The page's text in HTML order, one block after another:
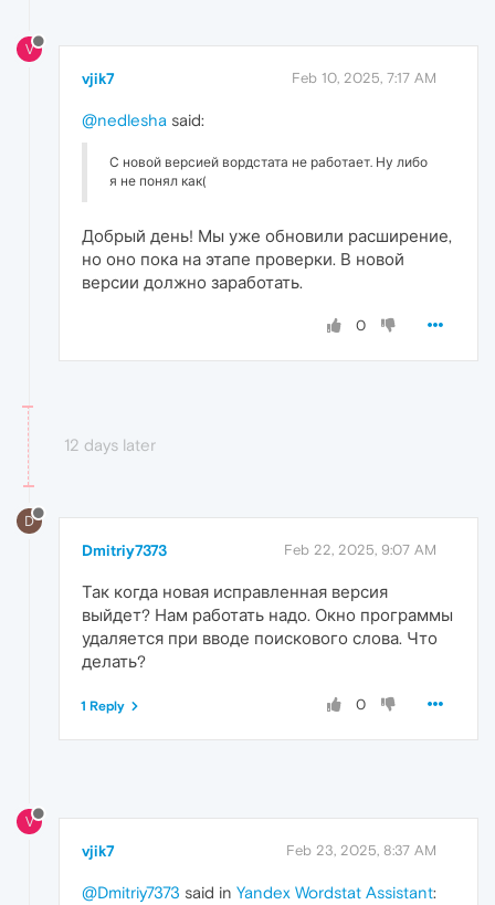
V
vjik7 Feb 10, 2025, 7:17 AM
@nedlesha said:
С новой версией вордстата не работает. Ну либо
я не понял как(
Добрый день! Мы уже обновили расширение,
но оно пока на этапе проверки. В новой
версии должно заработать.
0
12 days later
D
Dmitriy7373 Feb 22, 2025, 9:07 AM
Так когда новая исправленная версия
выйдет? Нам работать надо. Окно программы
удаляется при вводе поискового слова. Что
делать?
0
1 Reply
V
vjik7 Feb 23, 2025, 8:37 AM
@Dmitriy7373 said in Yandex Wordstat Assistant: